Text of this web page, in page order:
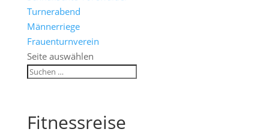
Turnerabend
Männerriege
Frauenturnverein
Seite auswählen
Fitnessreise